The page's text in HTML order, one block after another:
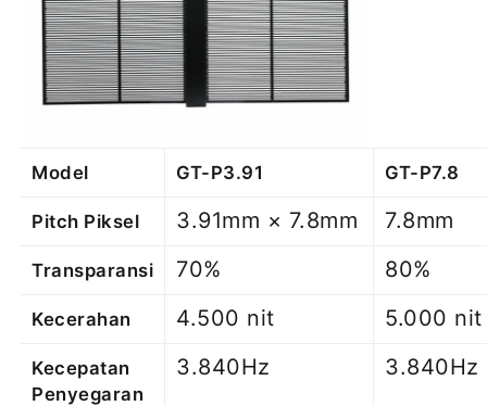
Model GT-P3.91 GT-P7.8
Pitch Piksel 3.91mm × 7.8mm 7.8mm
Transparansi 70% 80%
Kecerahan 4.500 nit 5.000 nit
Kecepatan
Penyegaran
3.840Hz 3.840Hz